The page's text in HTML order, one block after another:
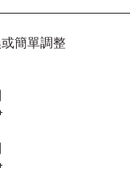
簡單調整